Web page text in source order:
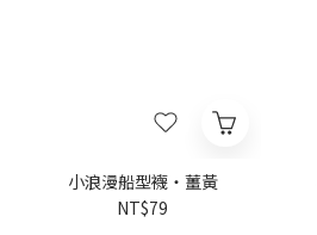
小浪漫船型襪・薑黃
NT$79